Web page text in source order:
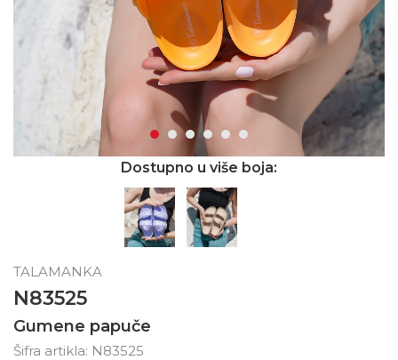
Dostupno u više boja:
TALAMANKA
N83525
Gumene papuče
Šifra artikla: N83525